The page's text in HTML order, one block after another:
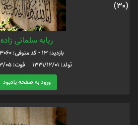
(30)
ربابه سلمانی زاده
بازدید: 13 - کد متوفی: 6293060
تولد: 1331/12/01 فوت: 1398/03/05
ورود به صفحه یادبود